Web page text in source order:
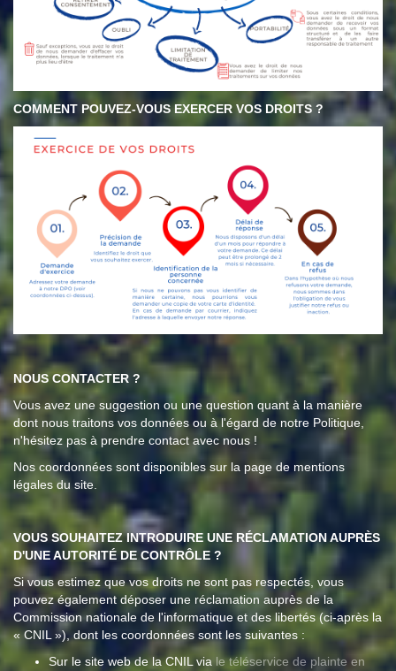
COMMENT POUVEZ-VOUS EXERCER VOS DROITS ?
NOUS CONTACTER ?
Vous avez une suggestion ou une question quant à la manière
dont nous traitons vos données ou à l'égard de notre Politique,
n'hésitez pas à prendre contact avec nous !
Nos coordonnées sont disponibles sur la page de mentions
légales du site.
VOUS SOUHAITEZ INTRODUIRE UNE RÉCLAMATION AUPRÈS
D'UNE AUTORITÉ DE CONTRÔLE ?
Si vous estimez que vos droits ne sont pas respectés, vous
pouvez également déposer une réclamation auprès de la
Commission nationale de l'informatique et des libertés (ci-après la
« CNIL »), dont les coordonnées sont les suivantes :
Sur le site web de la CNIL via le téléservice de plainte en